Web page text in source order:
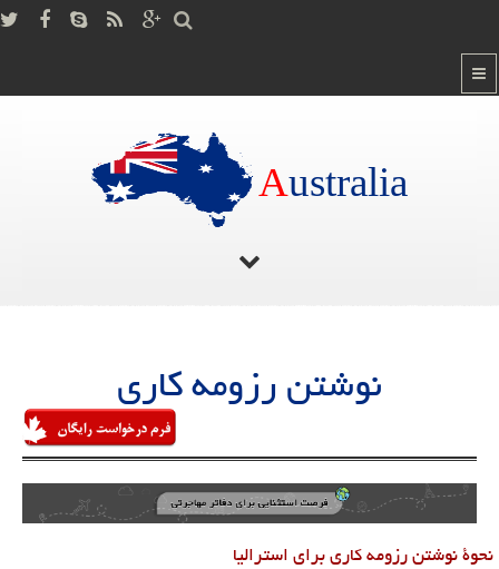
Australia
نوشتن رزومه کاری
نحوۀ نوشتن رزومه کاری برای استرالیا